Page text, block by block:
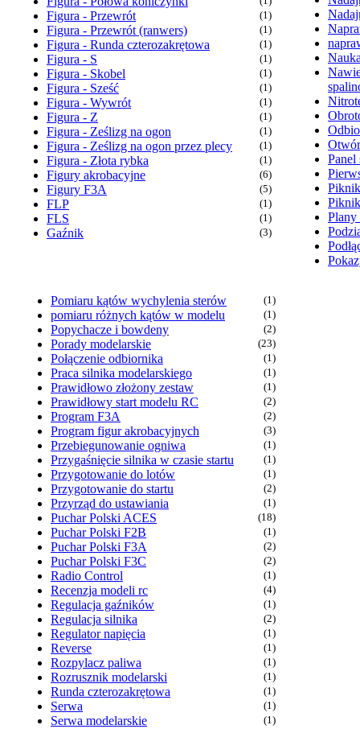
Figura - Przewrót (1)
Figura - Przewrót (ranwers) (1)
Figura - Runda czterozakrętowa (1)
Figura - S (1)
Figura - Skobel (1)
Figura - Sześć (1)
Figura - Wywrót (1)
Figura - Z (1)
Figura - Ześlizg na ogon (1)
Figura - Ześlizg na ogon przez plecy (1)
Figura - Złota rybka (1)
Figury akrobacyjne (6)
Figury F3A (5)
FLP (1)
FLS (1)
Gaźnik (3)
Panel
Plany
Pomiaru kątów wychylenia sterów (1)
pomiaru różnych kątów w modelu (1)
Popychacze i bowdeny (2)
Porady modelarskie (23)
Połączenie odbiornika (1)
Praca silnika modelarskiego (1)
Prawidłowo złożony zestaw (1)
Prawidłowy start modelu RC (2)
Program F3A (2)
Program figur akrobacyjnych (3)
Przebiegunowanie ogniwa (1)
Przygaśnięcie silnika w czasie startu (1)
Przygotowanie do lotów (1)
Przygotowanie do startu (2)
Przyrząd do ustawiania (1)
Puchar Polski ACES (18)
Puchar Polski F2B (1)
Puchar Polski F3A (2)
Puchar Polski F3C (2)
Radio Control (1)
Recenzja modeli rc (4)
Regulacja gaźników (1)
Regulacja silnika (2)
Regulator napięcia (1)
Reverse (1)
Rozpylacz paliwa (1)
Rozrusznik modelarski (1)
Runda czterozakrętowa (1)
Serwa (1)
Serwa modelarskie (1)